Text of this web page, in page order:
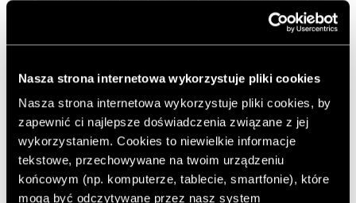
Nasza strona internetowa wykorzystuje pliki cookies
Nasza strona internetowa wykorzystuje pliki cookies, by
zapewnić ci najlepsze doświadczenia związane z jej
wykorzystaniem. Cookies to niewielkie informacje
tekstowe, przechowywane na twoim urządzeniu
końcowym (np. komputerze, tablecie, smartfonie), które
mogą być odczytywane przez nasz system
budynku i jego architekturze. Miało to bezpośrednie
przełożenie na wystój wnętrza, za którego projekt
odpowiada Anna Białobrzewska z pracowni IN
Autor:JS
Opublikowano: 19.03.2026
Zdjęcia: Tomo Yarmush
https://inarchitekci.pl/
Dekorimeble.pl